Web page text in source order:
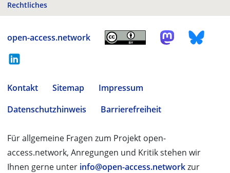
Rechtliches
open-access.network
Kontakt Sitemap
Impressum
Datenschutzhinweis
Barrierefreiheit
Für allgemeine Fragen zum Projekt open-
access.network, Anregungen und Kritik stehen wir
Ihnen gerne unter info@open-access.networkzur